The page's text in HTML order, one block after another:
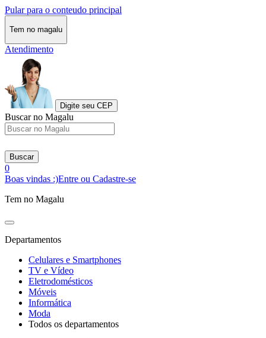
Pular para o conteudo principal
Tem no magalu
Atendimento
Digite seu CEP
Buscar no Magalu
Buscar
0
Boas vindas :)Entre ou Cadastre-se
Tem no Magalu
Departamentos
Celulares e Smartphones
TV e Vídeo
Eletrodomésticos
Móveis
Informática
Moda
Todos os departamentos